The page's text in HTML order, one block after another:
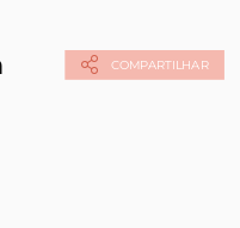
COMPARTILHAR